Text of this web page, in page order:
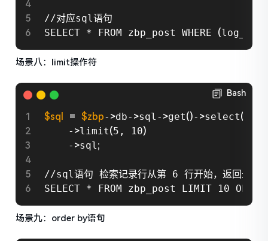
//对应sql语句
SELECT * FROM zbp_post WHERE (log_ID
场景八：limit操作符
Bash
$sql = $zbp- >db- >sql- >get()- >select(
    -
>limit(5, 10)
    -
>sql;
//sql语句 检索记录行从第 6 行开始，返回最多
SELECT * FROM zbp_post LIMIT 10
场景九：order by语句